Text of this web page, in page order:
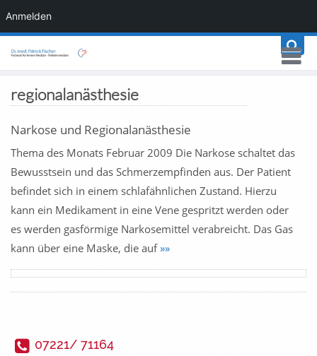
Anmelden
regionalanästhesie
Narkose und Regionalanästhesie
Thema des Monats Februar 2009 Die Narkose schaltet das
Bewusstsein und das Schmerzempfinden aus. Der Patient
befindet sich in einem schlafähnlichen Zustand. Hierzu
kann ein Medikament in eine Vene gespritzt werden oder
es werden gasförmige Narkosemittel verabreicht. Das Gas
kann über eine Maske, die auf»»
07221/ 71164